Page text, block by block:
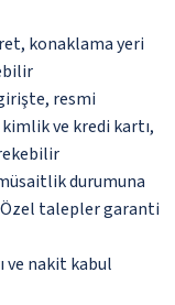
konaklama yeri
resmi
ve kredi kartı,
durumuna
Özel talepler garanti
ve nakit kabul